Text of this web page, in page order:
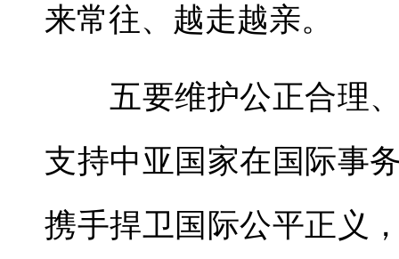
来常往、越走越亲。
五要维护公正合理、
支持中亚国家在国际事
携手捍卫国际公平正义